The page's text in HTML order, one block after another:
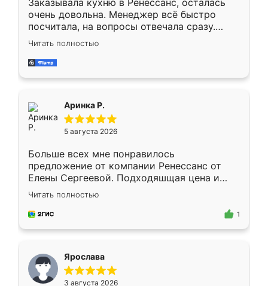
Заказывала кухню в Ренессанс, осталась
очень довольна. Менеджер всё быстро
посчитала, на вопросы отвечала сразу.
Замерщик приехал в субботу, подошёл к
делу со всей ответственностью. Собрали
за день, ребята работали аккуратно, даже
Читать полностью
Аринка Р.
5 августа 2026
Больше всех мне понравилось
предложение от компании Ренессанс от
Елены Сергеевой. Подходяшщая цена и
короткие сроки изготовления. Приехавший
для замера сотрудник Владислав
предложил по моему эскизу самый
Читать полностью
1
Ярослава
3 августа 2026